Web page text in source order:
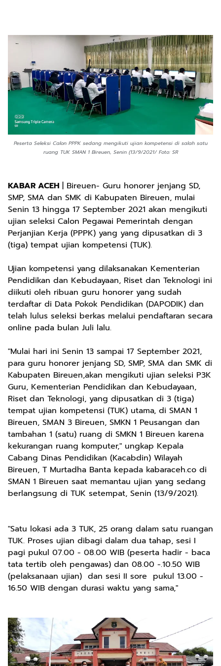
Peserta Seleksi Calon PPPK sedang mengikuti ujian kompetensi di salah satu
ruang TUK SMAN 1 Bireuen, Senin (13/9/2021/ Foto: SR
KABAR ACEH | Bireuen- Guru honorer jenjang SD,
SMP, SMA dan SMK di Kabupaten Bireuen, mulai
Senin 13 hingga 17 September 2021 akan mengikuti
ujian seleksi Calon Pegawai Pemerintah dengan
Perjanjian Kerja (PPPK) yang yang dipusatkan di 3
(tiga) tempat ujian kompetensi (TUK).
Ujian kompetensi yang dilaksanakan Kementerian
Pendidikan dan Kebudayaan, Riset dan Teknologi ini
diikuti oleh ribuan guru honorer yang sudah
terdaftar di Data Pokok Pendidikan (DAPODIK) dan
telah lulus seleksi berkas melalui pendaftaran secara
online pada bulan Juli lalu.
"Mulai hari ini Senin 13 sampai 17 September 2021,
para guru honorer jenjang SD, SMP, SMA dan SMK di
Kabupaten Bireuen,akan mengikuti ujian seleksi P3K
Guru, Kementerian Pendidikan dan Kebudayaan,
Riset dan Teknologi, yang dipusatkan di 3 (tiga)
tempat ujian kompetensi (TUK) utama, di SMAN 1
Bireuen, SMAN 3 Bireuen, SMKN 1 Peusangan dan
tambahan 1 (satu) ruang di SMKN 1 Bireuen karena
kekurangan ruang komputer," ungkap Kepala
Cabang Dinas Pendidikan (Kacabdin) Wilayah
Bireuen, T Murtadha Banta kepada kabaraceh.co di
SMAN 1 Bireuen saat memantau ujian yang sedang
berlangsung di TUK setempat, Senin (13/9/2021).
"Satu lokasi ada 3 TUK, 25 orang dalam satu ruangan
TUK. Proses ujian dibagi dalam dua tahap, sesi I
pagi pukul 07.00 - 08.00 WIB (peserta hadir - baca
tata tertib oleh pengawas) dan 08.00 -.10.50 WIB
(pelaksanaan ujian) dan sesi II sore pukul 13.00 -
16.50 WIB dengan durasi waktu yang sama,"